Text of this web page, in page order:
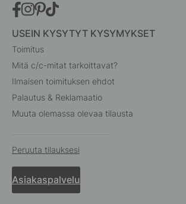
USEIN KYSYTYT KYSYMYKSET
Toimitus
Mitä c/c-mitat tarkoittavat?
Ilmaisen toimituksen ehdot
Palautus & Reklamaatio
Muuta olemassa olevaa tilausta
Peruuta tilauksesi
Asiakaspalvelu